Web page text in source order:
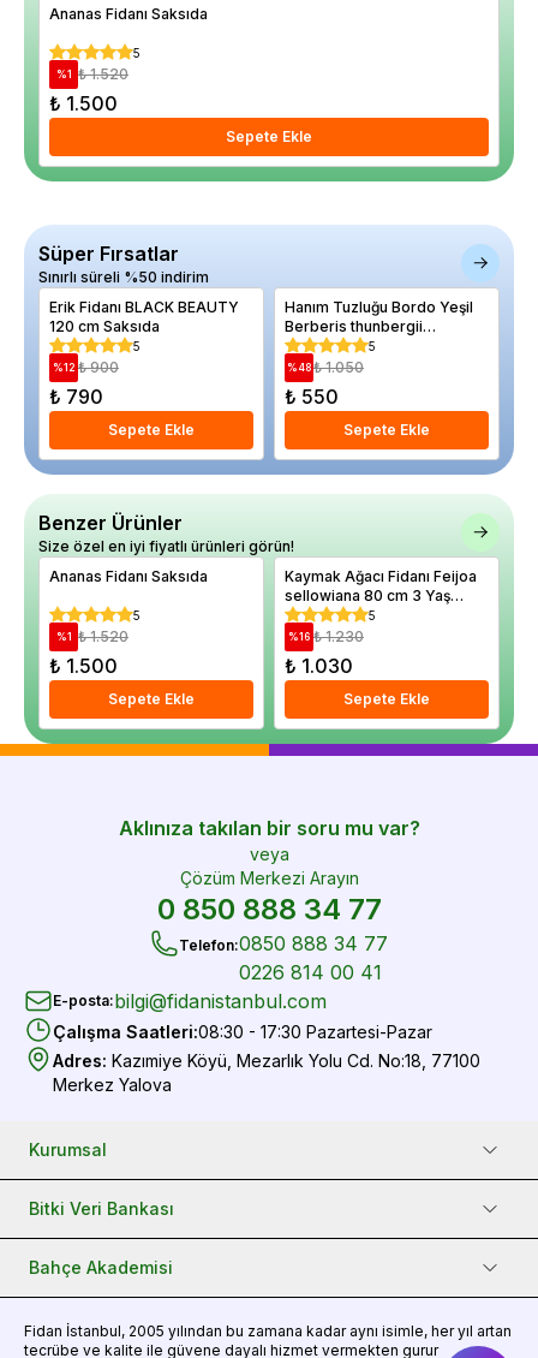
Ananas Fidanı Saksıda
5
%1 ₺ 1.520
₺ 1.500
Sepete Ekle
Süper Fırsatlar
Sınırlı süreli %50 indirim
Erik Fidanı BLACK BEAUTY
120 cm Saksıda
5
%12 ₺ 900
₺ 790
Sepete Ekle
Hanım Tuzluğu Bordo Yeşil
Berberis thunbergii
Bagatelle
5
%48 ₺ 1.050
₺ 550
Sepete Ekle
Benzer Ürünler
Size özel en iyi fiyatlı ürünleri görün!
Ananas Fidanı Saksıda
5
%1 ₺ 1.520
₺ 1.500
Sepete Ekle
Kaymak Ağacı Fidanı Feijoa
sellowiana 80 cm 3 Yaş
Saksıda
5
%16 ₺ 1.230
₺ 1.030
Sepete Ekle
Aklınıza takılan bir soru mu var?
veya
Çözüm Merkezi Arayın
0 850 888 34 77
Telefon:0850 888 34 77
0226 814 00 41
E-posta:bilgi@fidanistanbul.com
Çalışma Saatleri:08:30 - 17:30 Pazartesi-Pazar
Adres: Kazımiye Köyü, Mezarlık Yolu Cd. No:18, 77100
Merkez Yalova
Kurumsal
Bitki Veri Bankası
Bahçe Akademisi
Fidan İstanbul, 2005 yılından bu zamana kadar aynı isimle, her yıl artan
tecrübe ve kalite ile güvene dayalı hizmet vermekten gurur